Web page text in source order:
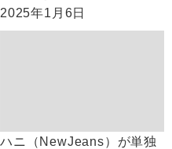
2025年1月6日
ハニ（NewJeans）が単独